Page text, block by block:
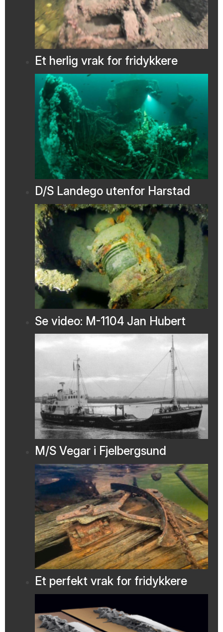
Et herlig vrak for fridykkere
D/S Landego utenfor Harstad
Se video: M-1104 Jan Hubert
M/S Vegar i Fjelbergsund
Et perfekt vrak for fridykkere